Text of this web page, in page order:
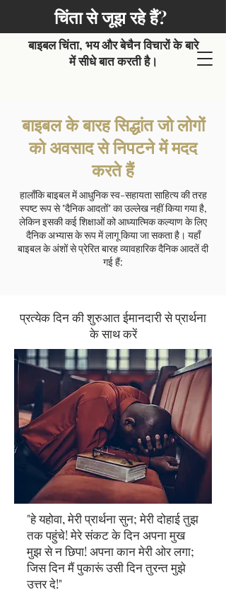
चिंता से जूझ रहे हैं?
बाइबल चिंता, भय और बेचैन विचारों के बारे
में सीधे बात करती है।
बाइबल के बारह सिद्धांत जो लोगों
को अवसाद से निपटने में मदद
करते हैं
हालाँकि बाइबल में आधुनिक स्व-सहायता साहित्य की तरह
स्पष्ट रूप से "दैनिक आदतों" का उल्लेख नहीं किया गया है,
लेकिन इसकी कई शिक्षाओं को आध्यात्मिक कल्याण के लिए
दैनिक अभ्यास के रूप में लागू किया जा सकता है। यहाँ
बाइबल के अंशों से प्रेरित बारह व्यावहारिक दैनिक आदतें दी
गई हैं:
प्रत्येक दिन की शुरुआत ईमानदारी से प्रार्थना
के साथ करें
"हे यहोवा, मेरी प्रार्थना सुन; मेरी दोहाई तुझ
तक पहुंचे! मेरे संकट के दिन अपना मुख
मुझ से न छिपा! अपना कान मेरी ओर लगा;
जिस दिन मैं पुकारूं उसी दिन तुरन्त मुझे
उत्तर दे!"